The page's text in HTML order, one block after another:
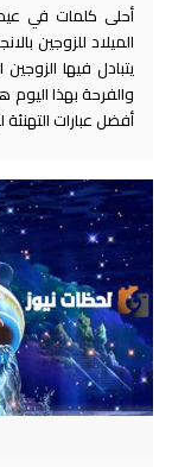
أحلى كلمات في عيد
الميلاد للزوجين
يتبادل فيها
والفرحة بهذا
أفضل عبارات التهنئة